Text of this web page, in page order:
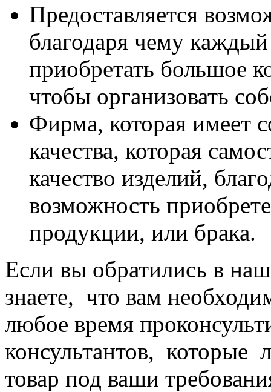
Предоставляется
благодаря чему
приобретать большое
чтобы организовать
Фирма, которая имеет
качества, которая
качество изделий,
возможность
продукции, или брака.
Если вы обратились в
знаете, что вам
любое время
консультантов, которые
товар под ваши